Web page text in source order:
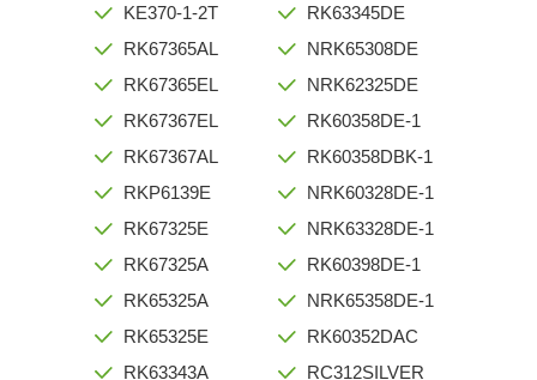
KE370-1-2T
RK67365AL
RK67365EL
RK67367EL
RK67367AL
RKP6139E
RK67325E
RK67325A
RK65325A
RK65325E
RK63343A
RK63345DE
NRK65308DE
NRK62325DE
RK60358DE-1
RK60358DBK-1
NRK60328DE-1
NRK63328DE-1
RK60398DE-1
NRK65358DE-1
RK60352DAC
RC312SILVER